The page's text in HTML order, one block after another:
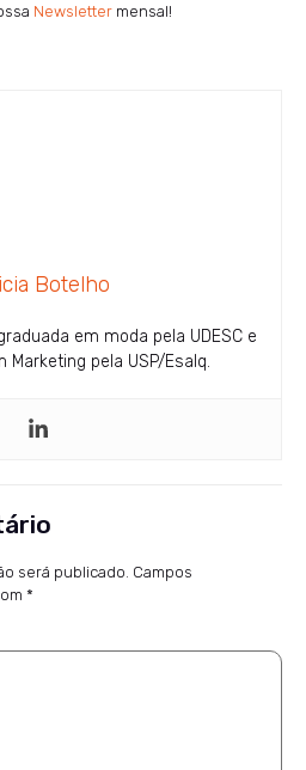
Newsletter mensal!
Botelho
em moda pela UDESC e
Marketing pela USP/Esalq.
será publicado. Campos
*